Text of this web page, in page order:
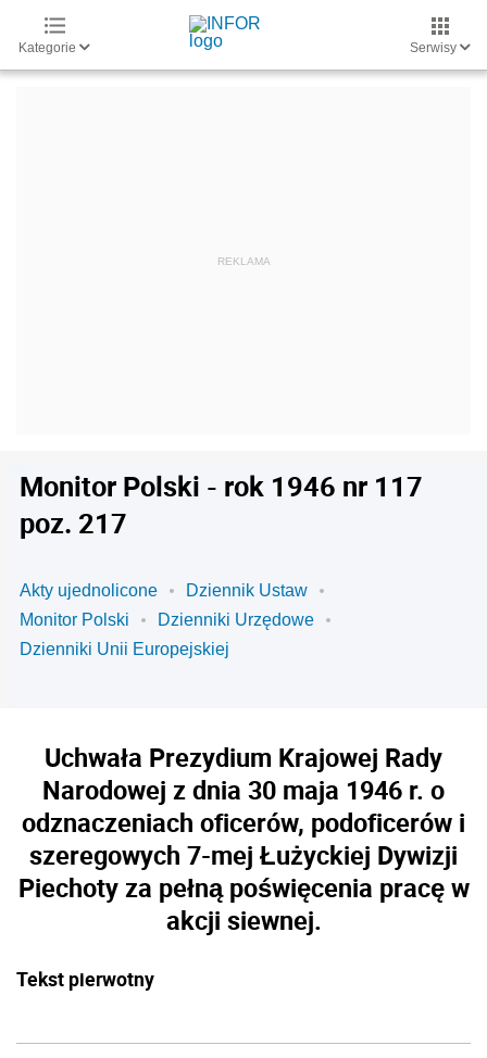
Kategorie Serwisy
Monitor Polski - rok 1946 nr 117
poz. 217
Akty ujednolicone
Dziennik Ustaw
Monitor Polski
Dzienniki Urzędowe
Dzienniki Unii Europejskiej
Uchwała Prezydium Krajowej Rady
Narodowej z dnia 30 maja 1946 r. o
odznaczeniach oficerów, podoficerów i
szeregowych 7-mej Łużyckiej Dywizji
Piechoty za pełną poświęcenia pracę w
akcji siewnej.
Tekst pierwotny